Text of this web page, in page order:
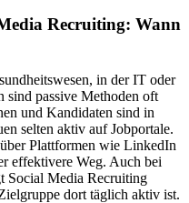
Recruiting: Wann
in der IT oder
sind passive Methoden oft
und Kandidaten sind in
selten aktiv auf Jobportale.
Plattformen wie LinkedIn
effektivere Weg. Auch bei
Social Media Recruiting
dort täglich aktiv ist.